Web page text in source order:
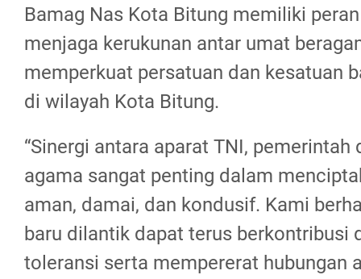
Bamag Nas Kota Bitung memiliki
menjaga kerukunan antar umat
memperkuat persatuan dan kesatuan
di wilayah Kota Bitung.
“Sinergi antara aparat TNI, pemerintah
agama sangat penting dalam
aman, damai, dan kondusif. Kami
baru dilantik dapat terus berkontribusi
toleransi serta mempererat hubungan